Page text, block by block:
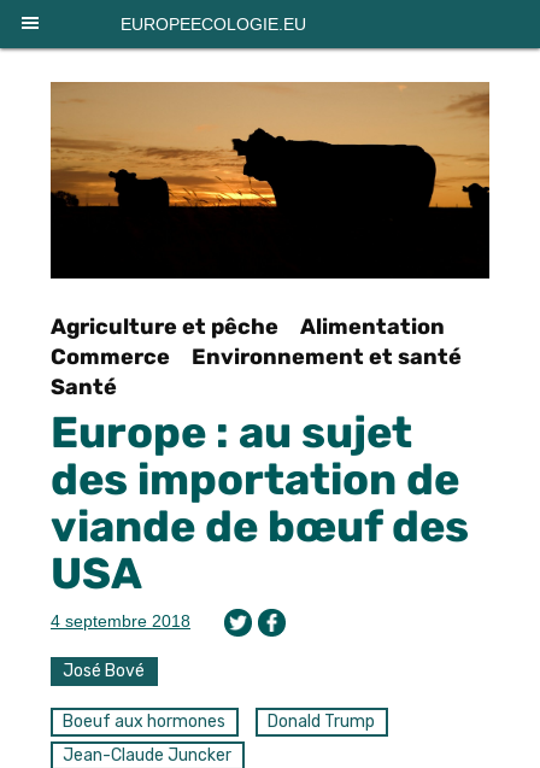
EUROPEECOLOGIE.EU
Agriculture et pêche
Alimentation
Commerce
Environnement et santé
Santé
Europe : au sujet
des importation de
viande de bœuf des
USA
4 septembre 2018
José Bové
Boeuf aux hormones
Donald Trump
Jean-Claude Juncker